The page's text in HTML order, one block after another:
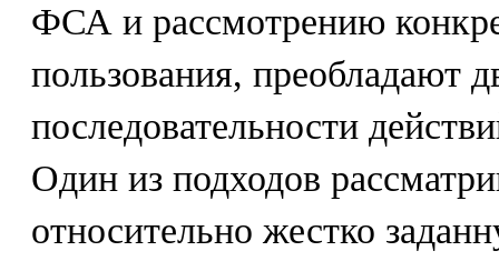
ФСА и рассмотрению
пользования, преобладают
последовательности
Один из подходов
относительно жестко